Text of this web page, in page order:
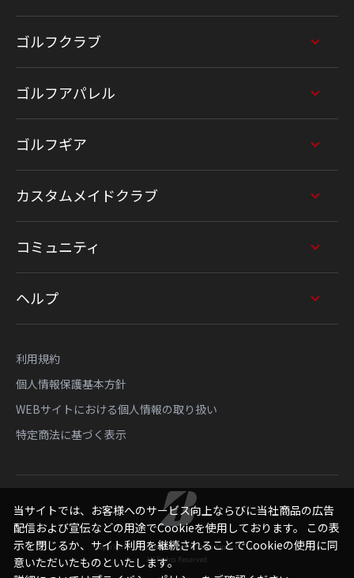
ゴルフクラブ
ゴルフアパレル
ゴルフギア
カスタムメイドクラブ
コミュニティ
ヘルプ
利用規約
個人情報保護基本方針
WEBサイトにおける個人情報の取り扱い
特定商法に基づく表示
Copyright © Bridgestone Sports Sales Japan Co., Ltd.
All Rights Reserved.
当サイトでは、お客様へのサービス向上ならびに当社商品の広告
配信および宣伝などの用途でCookieを使用しております。 この表
示を閉じるか、サイト利用を継続されることでCookieの使用に同
意いただいたものといたします。